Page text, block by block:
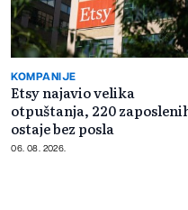
KOMPANIJE
Etsy najavio velika
otpuštanja, 220
ostaje bez posla
06. 08. 2026.